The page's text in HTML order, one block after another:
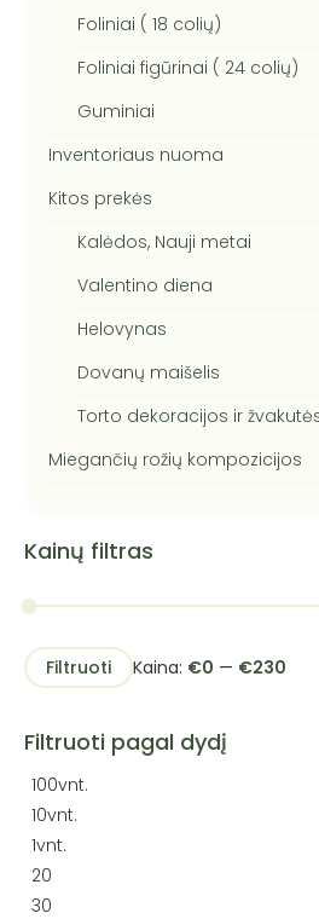
Foliniai ( 18 colių)
Foliniai figūrinai ( 24 colių)
Guminiai
Inventoriaus nuoma
Kitos prekės
Kalėdos, Nauji metai
Valentino diena
Helovynas
Dovanų maišelis
Torto dekoracijos ir
Miegančių rožių kompozicijos
Kainų filtras
Min
kaina
Maks
kainaFiltruoti Kaina: €0 — €230
Filtruoti pagal dydį
100vnt.
10vnt.
1vnt.
20
30